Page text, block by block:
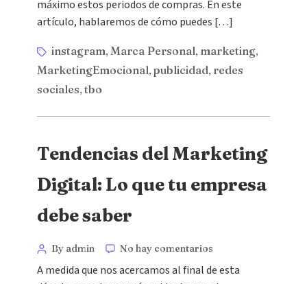
máximo estos periodos de compras. En este
artículo, hablaremos de cómo puedes […]
instagram,Marca Personal, marketing,
MarketingEmocional,publicidad, redes
sociales,tbo
Tendencias del Marketing
Digital: Lo que tu empresa
debe saber
By admin No hay comentarios
A medida que nos acercamos al final de esta